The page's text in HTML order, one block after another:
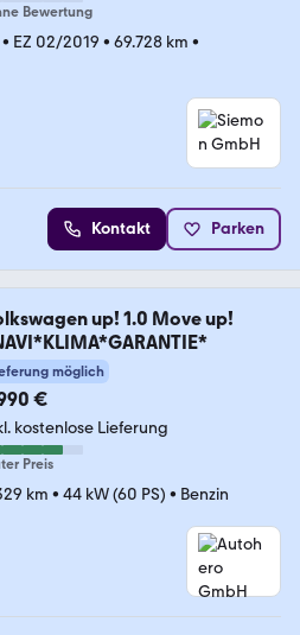
Bewertung
• EZ 02/2019 • 69.728 km •
Kontakt Parken
up! 1.0 Move up!
möglich
€
kostenlose Lieferung
Preis
km • 44 kW (60 PS) • Benzin